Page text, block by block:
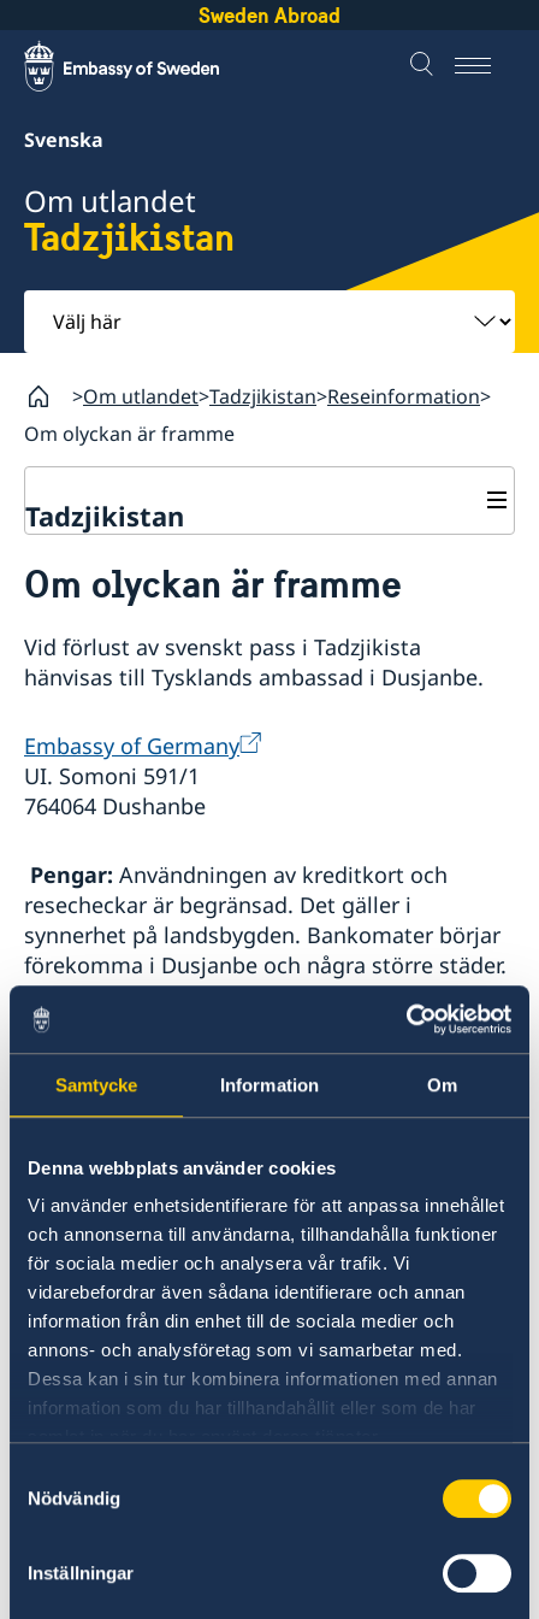
Samtycke Information Om
Denna webbplats använder cookies
Vi använder enhetsidentifierare för att anpassa innehållet
och annonserna till användarna, tillhandahålla funktioner
för sociala medier och analysera vår trafik. Vi
vidarebefordrar även sådana identifierare och annan
information från din enhet till de sociala medier och
annons- och analysföretag som vi samarbetar med.
Dessa kan i sin tur kombinera informationen med annan
information som du har tillhandahållit eller som de har
Nödvändig
Inställningar
Sweden Abroad
Svenska
Om utlandet
Tadzjikistan
Välj
här
Om utlandet Tadzjikistan Reseinformation
Om olyckan är framme
Tadzjikistan
Hjälp till svenskar i Tadzjikistan
Pass utomlands
Samordningsnummer
Ambassadens reseinformation
Allmänna säkerhetsläget
Resa i landet
Naturförhållanden och katastrofer
In- och utresebestämmelser
Kriminalitet och personlig säkerhet
Trafiksäkerhet
Lokala lagar och sedvänjor
Resa med dubbelt medborgarskap
Svenska medborgare behöver visum
Pass och ID-kort
Om olyckan är framme
Hur kan jag bli kontaktad i en katastrofsituation
Om olyckan är framme
Vid förlust av svenskt pass i Tadzjikista
hänvisas till Tysklands ambassad i Dusjanbe.
Embassy of Germany
UI. Somoni 591/1
764064 Dushanbe
Pengar: Användningen av kreditkort och
resecheckar är begränsad. Det gäller i
synnerhet på landsbygden. Bankomater börjar
förekomma i Dusjanbe och några större städer.
För växling till kontanter finns officiellt
certifierade växlingskontor som bör användas.
Nyttig kontaktinformation (Med reservation
för plötsliga ej aviserade förändringar):
Polis, 002 (mobil 102)
Allmän ambulans, Doktor, 003 (mobil 103)
Brandkår, 001 (mobil 101)
Privat vårdklinik,+992 (8) 44 620 3355
Taxi, +992 1616, 3333
Ambassaden & konsulat
hjälp med?
Här finns grundläggande information som